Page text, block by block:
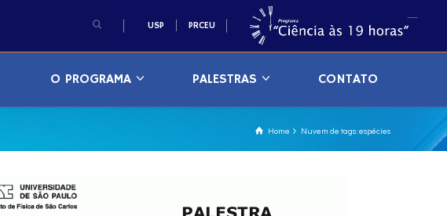
USP PRCEU
O PROGRAMA PALESTRAS CONTATO
Home Nuvem de tags: espécies